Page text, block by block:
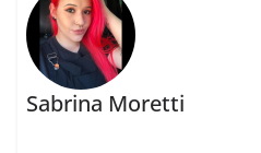
Sabrina Moretti